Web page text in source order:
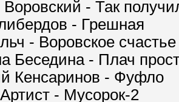
Воровский - Так
- Грешная
- Воровское счастье
Беседина - Плач
Кенсаринов - Фуфло
- Мусорок-2